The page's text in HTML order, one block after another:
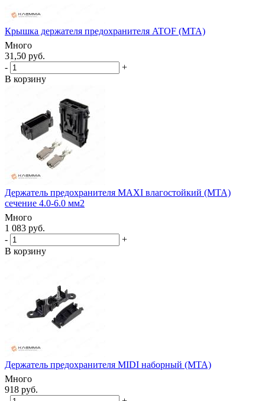
Крышка держателя предохранителя ATOF (MTA)
Много
31,50 руб.
-
+
В корзину
Держатель предохранителя MAXI влагостойкий (MTA)
сечение 4.0-6.0 мм2
Много
1 083 руб.
-
+
В корзину
Держатель предохранителя MIDI наборный (MTA)
Много
918 руб.